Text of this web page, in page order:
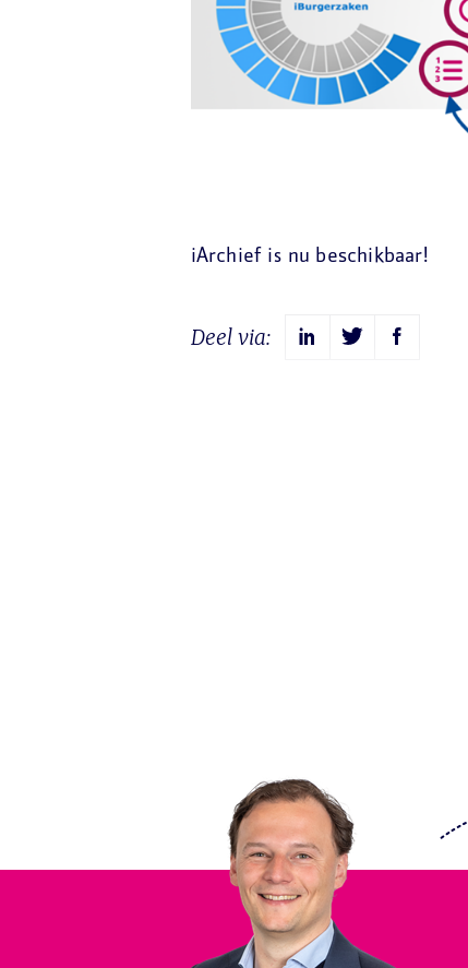
iArchief is nu beschikbaar!
Deel via: